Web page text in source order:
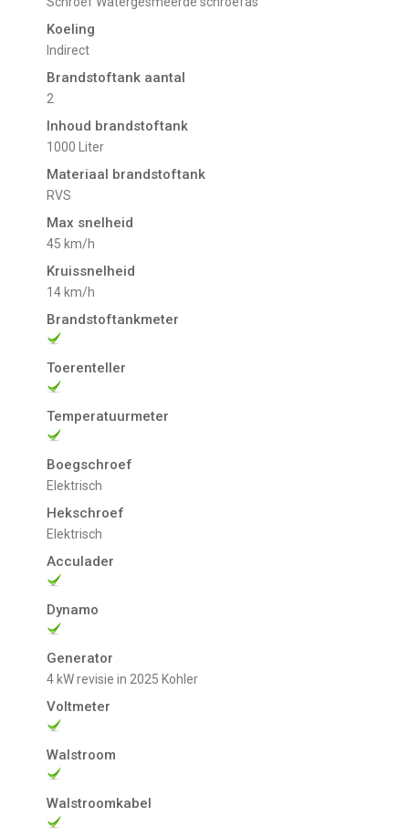
Koeling
indirect
Brandstoftank aantal
2
Inhoud brandstoftank
1000 Liter
Materiaal brandstoftank
RVS
Max snelheid
45 km/h
Kruissnelheid
14 km/h
Brandstoftankmeter
Toerenteller
Temperatuurmeter
Boegschroef
Elektrisch
Hekschroef
Elektrisch
Acculader
Dynamo
Generator
4 kW revisie in 2025 Kohler
Voltmeter
Walstroom
Walstroomkabel